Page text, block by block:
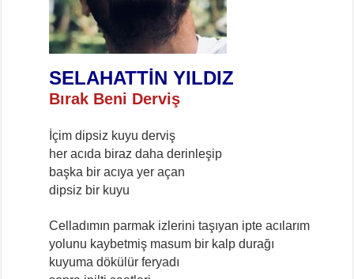
SELAHATTİN YILDIZ
Bırak Beni Derviş
İçim dipsiz kuyu derviş
her acıda biraz daha derinleşip
başka bir acıya yer açan
dipsiz bir kuyu
Celladımın parmak izlerini taşıyan ipte acılarım
yolunu kaybetmiş masum bir kalp durağı
kuyuma dökülür feryadı